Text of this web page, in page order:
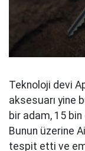
Teknoloji devi
aksesuarı yine
bir adam, 15 bin
Bunun üzerine
tespit etti ve